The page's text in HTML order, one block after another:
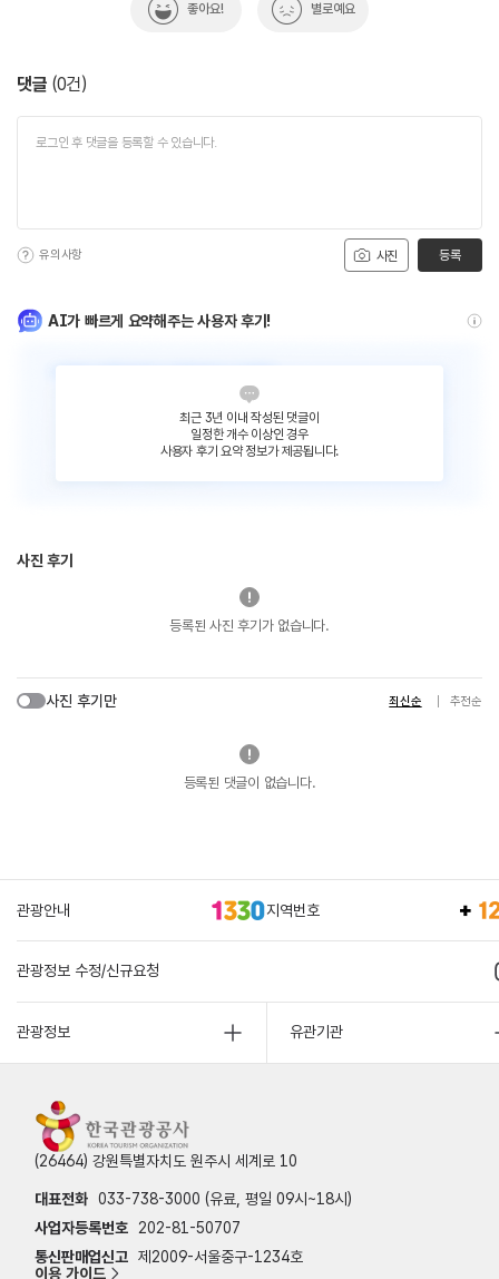
좋아요! 별로예요
댓글 (0건)
사진
유의사항 등록
AI가 빠르게 요약해주는 사용자 후기!
최근 3년 이내 작성된 댓글이
일정한 개수 이상인 경우
사용자 후기 요약 정보가 제공됩니다.
사진 후기
등록된 사진 후기가 없습니다.
사진 후기만 최신순 추천순
등록된 댓글이 없습니다.
관광안내 지역번호
관광정보 수정/신규요청
관광정보 유관기관
(26464) 강원특별자치도 원주시 세계로 10
대표전화 033-738-3000 (유료, 평일 09시~18시)
사업자등록번호
202-81-50707
통신판매업신고 제2009-서울중구-1234호
이용 가이드